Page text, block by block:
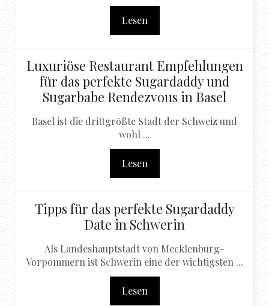
Lesen
Luxuriöse Restaurant Empfehlungen
für das perfekte Sugardaddy und
Sugarbabe Rendezvous in Basel
Basel ist die drittgrößte Stadt der Schweiz und
wohl ...
Lesen
Tipps für das perfekte Sugardaddy
Date in Schwerin
Als Landeshauptstadt von Mecklenburg-
Vorpommern ist Schwerin eine der wichtigsten ...
Lesen